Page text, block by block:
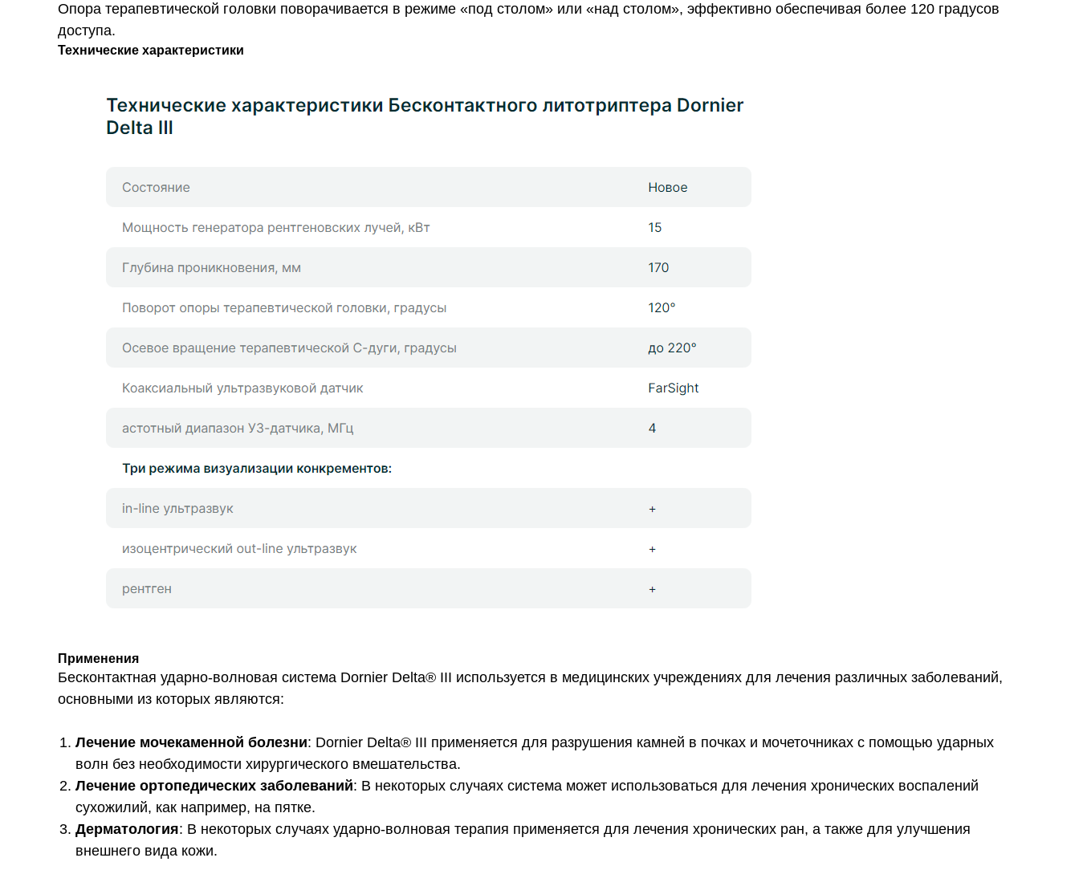
Опора терапевтической головки поворачивается в режиме «под столом» или «над столом», эффективно обеспечивая более 120 градусов
доступа.
Технические характеристики
Применения
Бесконтактная ударно-волновая система Dornier Delta® III используется в медицинских учреждениях для лечения различных заболеваний,
основными из которых являются:
Лечение мочекаменной болезни: Dornier Delta® III применяется для разрушения камней в почках и мочеточниках с помощью ударных
волн без необходимости хирургического вмешательства.
Лечение ортопедических заболеваний: В некоторых случаях система может использоваться для лечения хронических воспалений
сухожилий, как например, на пятке.
Дерматология: В некоторых случаях ударно-волновая терапия применяется для лечения хронических ран, а также для улучшения
внешнего вида кожи.